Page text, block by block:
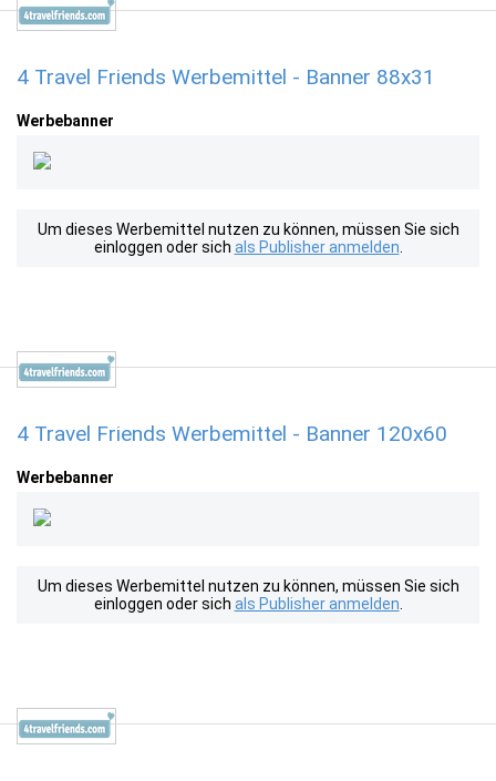
4 Travel Friends Werbemittel - Banner 88x31
Werbebanner
Um dieses Werbemittel nutzen zu können, müssen Sie sich
einloggen oder sich als Publisher anmelden
4 Travel Friends Werbemittel - Banner 120x60
Werbebanner
Um dieses Werbemittel nutzen zu können, müssen Sie sich
einloggen oder sich als Publisher anmelden